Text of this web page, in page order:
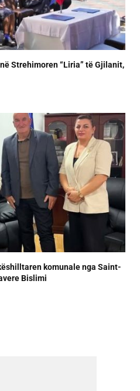
Strehimoren “Liria” të Gjilanit,
komunale nga Saint-
Bislimi